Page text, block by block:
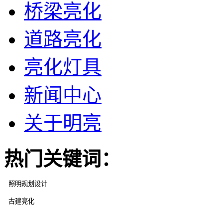
桥梁亮化
道路亮化
亮化灯具
新闻中心
关于明亮
热门关键词：